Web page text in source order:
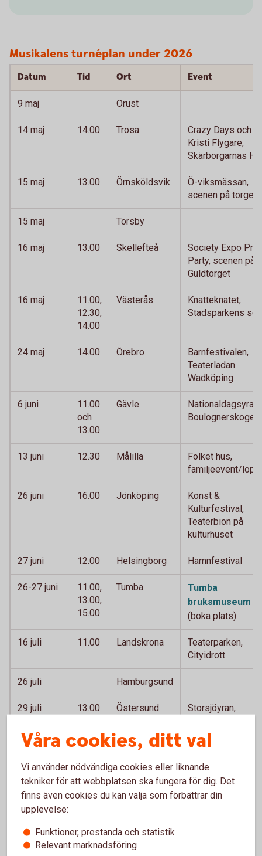
Musikalens turnéplan under 2026
Datum Tid Ort Event
9 maj Orust
14 maj 14.00 Trosa
Crazy Days och
Kristi Flygare,
Skärborgarnas
15 maj 13.00 Örnsköldsvik
Ö-viksmässan,
scenen på torget
15 maj Torsby
16 maj 13.00 Skellefteå
Society Expo Pre-
Party, scenen på
Guldtorget
16 maj
11.00,
12.30,
14.00
Västerås
Knatteknatet,
Stadsparkens
24 maj 14.00 Örebro
Barnfestivalen,
Teaterladan
Wadköping
6 juni
11.00
och
13.00
Gävle
Nationaldagsyra,
Boulognerskogen
13 juni 12.30 Målilla
Folket hus,
familjeevent/
26 juni 16.00 Jönköping
Konst &
Kulturfestival,
Teaterbion på
kulturhuset
27 juni 12.00 Helsingborg Hamnfestival
26-27 juni
11.00,
13.00,
15.00
Tumba
Tumba
bruksmuseum
(boka plats)
16 juli 11.00 Landskrona
Teaterparken,
Cityidrott
26 juli Hamburgsund
29 juli 13.00 Östersund
Storsjöyran,
7 augusti 14.00 Kalmar
Kalmar Stadsfest,
gården
15 augusti Ängelholm Familjedag
15 augusti Klippan
25 augusti prel. Skövde
Våra cookies, ditt val
Vi använder nödvändiga cookies eller liknande
tekniker för att webbplatsen ska fungera för dig. Det
finns även cookies du kan välja som förbättrar din
upplevelse:
Funktioner, prestanda och statistik
Relevant marknadsföring